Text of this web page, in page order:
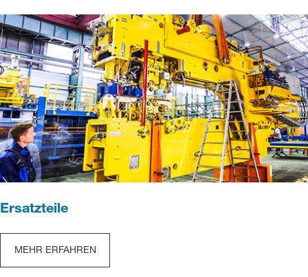
Ersatzteile
MEHR ERFAHREN